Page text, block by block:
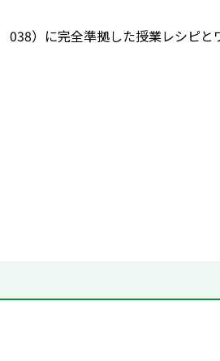
）に完全準拠した授業レシピと